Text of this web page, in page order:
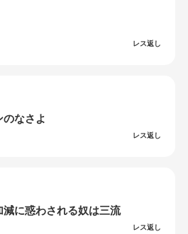
レス返し
なさよ
レス返し
に惑わされる奴は三流
レス返し